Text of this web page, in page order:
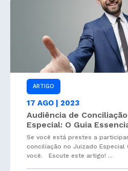
ARTIGO
17 AGO | 2023
Audiência de
Especial: O Guia
Se você está prestes a
conciliação no Juizado Especial
você. Escute este artigo! ...